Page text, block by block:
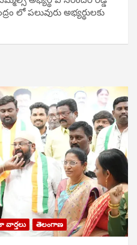
లో పలువురు అభ్యర్థులకు
తెలంగాణ